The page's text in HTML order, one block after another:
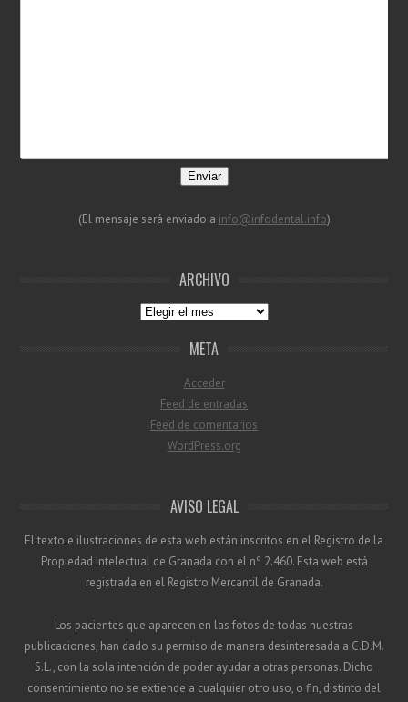
Enviar
(El mensaje será enviado a info@infodental.info)
ARCHIVO
Archivo
META
Acceder
Feed de entradas
Feed de comentarios
WordPress.org
AVISO LEGAL
El texto e ilustraciones de esta web están inscritos en el Registro de la
Propiedad Intelectual de Granada con el nº 2.460. Esta web está
registrada en el Registro Mercantil de Granada.
Los pacientes que aparecen en las fotos de todas nuestras
publicaciones, han dado su permiso de manera desinteresada a C.D.M.
S.L., con la sola intención de poder ayudar a otras personas. Dicho
consentimiento no se extiende a cualquier otro uso, o fin, distinto del